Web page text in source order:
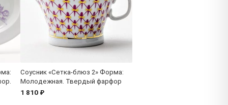
Соусник «Сетка-блюз 2» Форма:
Молодежная. Твердый фарфор
1 810 ₽